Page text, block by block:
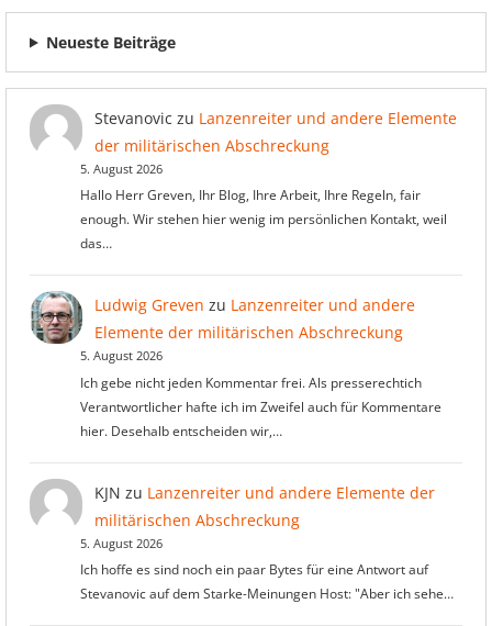
Neueste Beiträge
Stevanovic zu Lanzenreiter und andere Elemente
der militärischen Abschreckung
5. August 2026
Hallo Herr Greven, Ihr Blog, Ihre Arbeit, Ihre Regeln, fair
enough. Wir stehen hier wenig im persönlichen Kontakt, weil
das…
Ludwig Greven zu Lanzenreiter und andere
Elemente der militärischen Abschreckung
5. August 2026
Ich gebe nicht jeden Kommentar frei. Als presserechtich
Verantwortlicher hafte ich im Zweifel auch für Kommentare
hier. Desehalb entscheiden wir,…
KJN zu Lanzenreiter und andere Elemente der
militärischen Abschreckung
5. August 2026
Ich hoffe es sind noch ein paar Bytes für eine Antwort auf
Stevanovic auf dem Starke-Meinungen Host: "Aber ich sehe…